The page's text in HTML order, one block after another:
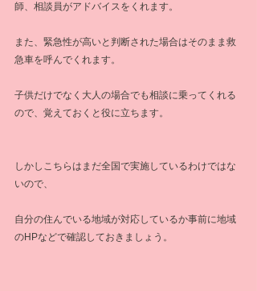
師、相談員がアドバイスをくれます。
また、緊急性が高いと判断された場合はそのまま救
急車を呼んでくれます。
子供だけでなく大人の場合でも相談に乗ってくれる
ので、覚えておくと役に立ちます。
しかしこちらはまだ全国で実施しているわけではな
いので、
自分の住んでいる地域が対応しているか事前に地域
のHPなどで確認しておきましょう。